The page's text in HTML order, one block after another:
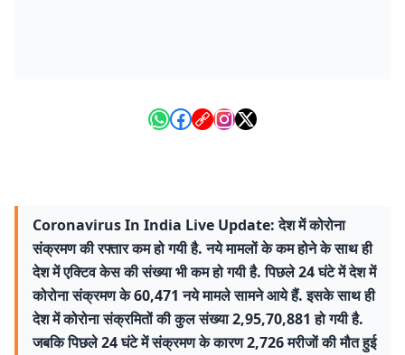
Coronavirus In India Live Update: देश में कोरोना
संक्रमण की रफ्तार कम हो गयी है. नये मामलों के कम होने के साथ ही
देश में एक्टिव केस की संख्या भी कम हो गयी है. पिछले 24 घंटे में देश में
कोरोना संक्रमण के 60,471 नये मामले सामने आये हैं. इसके साथ ही
देश में कोरोना संक्रमितों की कुल संख्या 2,95,70,881 हो गयी है.
जबकि पिछले 24 घंटे में संक्रमण के कारण 2,726 मरीजों की मौत हुई